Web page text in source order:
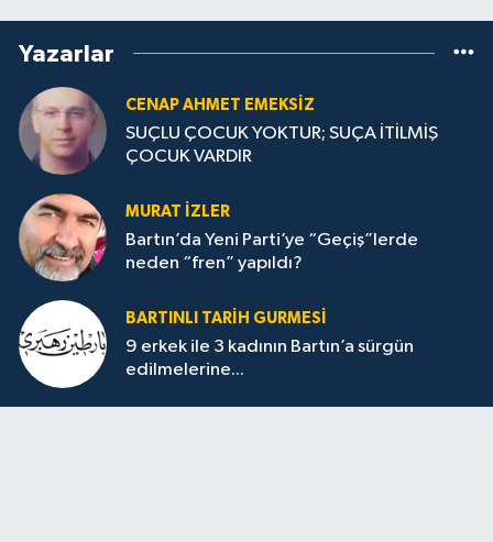
Yazarlar
CENAP AHMET EMEKSİZ
SUÇLU ÇOCUK YOKTUR; SUÇA İTİLMİŞ
ÇOCUK VARDIR
MURAT İZLER
Bartın’da Yeni Parti’ye “Geçiş”lerde
neden “fren” yapıldı?
BARTINLI TARIH GURMESI
9 erkek ile 3 kadının Bartın’a sürgün
edilmelerine...